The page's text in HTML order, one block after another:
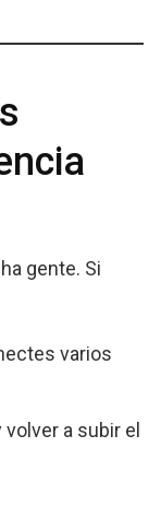
gente. Si
varios
a subir el